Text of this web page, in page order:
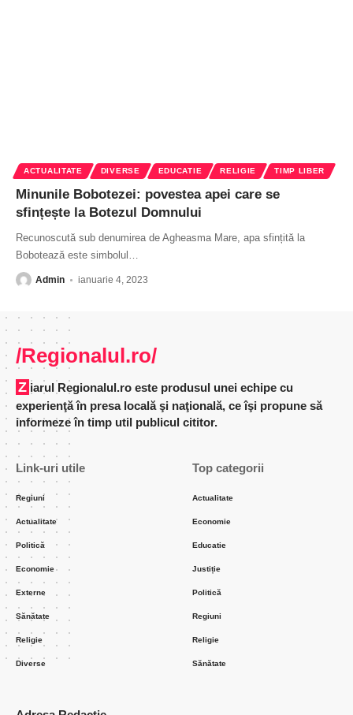
ACTUALITATE DIVERSE EDUCATIE RELIGIE TIMP LIBER
Minunile Bobotezei: povestea apei care se
sfințește la Botezul Domnului
Recunoscută sub denumirea de Agheasma Mare, apa sfințită la
Bobotează este simbolul …
Admin ianuarie 4, 2023
/Regionalul.ro/
Ziarul Regionalul.ro este produsul unei echipe cu
experienţă în presa locală şi naţională, ce îşi propune să
informeze în timp util publicul cititor.
Link-uri utile
Regiuni
Actualitate
Politică
Economie
Externe
Sănătate
Religie
Diverse
Top categorii
Actualitate
Economie
Educatie
Justiție
Politică
Regiuni
Religie
Sănătate